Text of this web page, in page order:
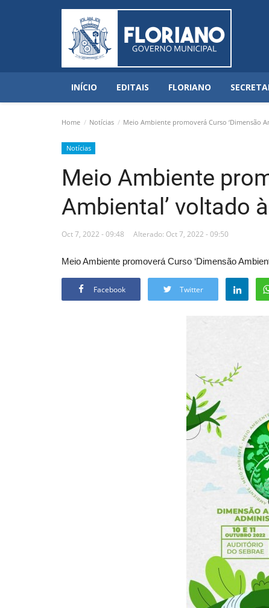
INÍCIO EDITAIS FLORIANO
Home Notícias Meio Ambiente promoverá Curso ‘Dimensão
Notícias
Meio Ambiente
Ambiental’ voltado
Oct 7, 2022 - 09:48 Alterado: Oct 7, 2022 - 09:50
Meio Ambiente promoverá Curso ‘Dimensão
Facebook Twitter